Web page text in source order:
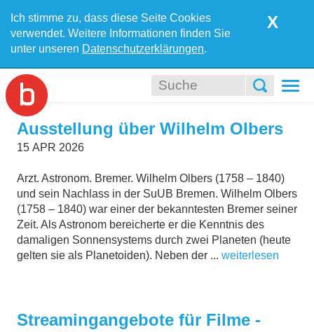
Ich stimme zu, dass diese Seite Cookies
verwendet. Weitere Informationen finden Sie
unter unseren Datenschutzerklärungen.
X
Ausstellung über Wilhelm Olbers
15 APR 2026
Arzt. Astronom. Bremer. Wilhelm Olbers (1758 – 1840)
und sein Nachlass in der SuUB Bremen. Wilhelm Olbers
(1758 – 1840) war einer der bekanntesten Bremer seiner
Zeit. Als Astronom bereicherte er die Kenntnis des
damaligen Sonnensystems durch zwei Planeten (heute
gelten sie als Planetoiden). Neben der ... weiterlesen
Streamingangebote für Filme -